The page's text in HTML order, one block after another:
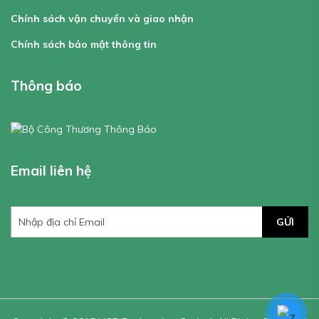
Chính sách vận chuyển và giao nhận
Chính sách bảo mật thông tin
Thông báo
Email liên hệ
GỬI